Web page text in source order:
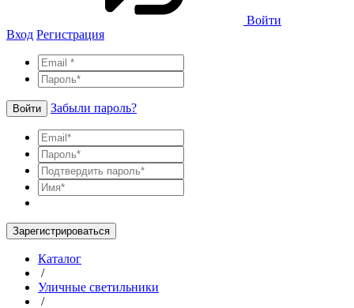
Войти
Вход Регистрация
Войти Забыли пароль?
Зарегистрироваться
Каталог
/
Уличные светильники
/